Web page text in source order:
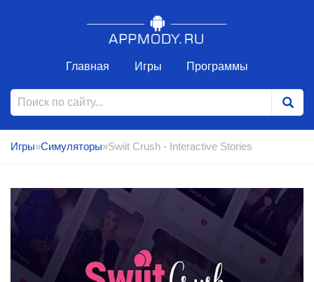
Главная Игры Программы
Игры»Симуляторы»Swiit Crush - Interactive Stories